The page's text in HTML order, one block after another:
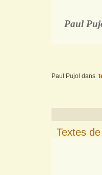
Paul
Paul Pujol dans
Textes